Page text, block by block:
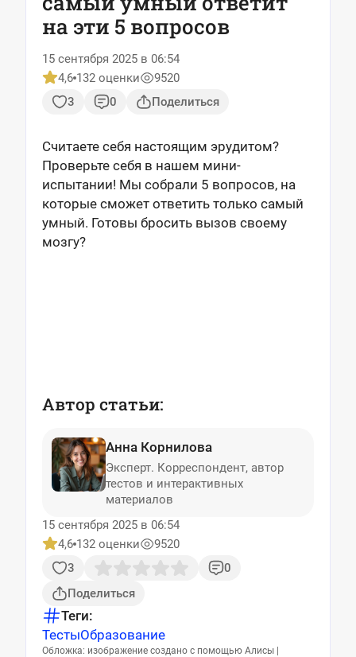
на эти 5 вопросов
15 сентября 2025 в 06:54
4,6 132 оценки
9520
3
0 Поделиться
Считаете себя настоящим эрудитом?
Проверьте себя в нашем мини-
испытании! Мы собрали 5 вопросов, на
которые сможет ответить только самый
умный. Готовы бросить вызов своему
мозгу?
Автор статьи:
Анна Корнилова
Эксперт. Корреспондент, автор
тестов и интерактивных
материалов
15 сентября 2025 в 06:54
4,6 132 оценки
9520
3
0
Поделиться
Теги:
ТестыОбразование
Обложка: изображение создано с помощью Алисы |